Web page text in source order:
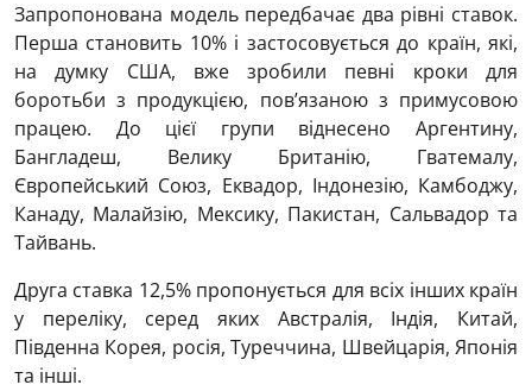
Запропонована модель передбачає два рівні ставок.
Перша становить 10% і застосовується до країн, які,
на думку США, вже зробили певні кроки для
боротьби з продукцією, пов’язаною з примусовою
працею. До цієї групи віднесено Аргентину,
Бангладеш, Велику Британію, Гватемалу,
Європейський Союз, Еквадор, Індонезію, Камбоджу,
Канаду, Малайзію, Мексику, Пакистан, Сальвадор та
Тайвань.
Друга ставка 12,5% пропонується для всіх інших країн
у переліку, серед яких Австралія, Індія, Китай,
Південна Корея, росія, Туреччина, Швейцарія, Японія
та інші.